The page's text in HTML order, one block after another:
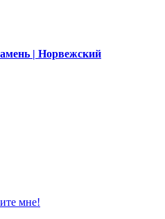
| Норвежский
мне!